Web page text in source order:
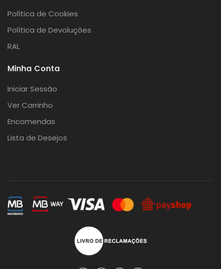
Política de Cookies
Política de Devoluções
RAL
Minha Conta
Iniciar Sessão
Ver Carrinho
Encomendas
Lista de Desejos